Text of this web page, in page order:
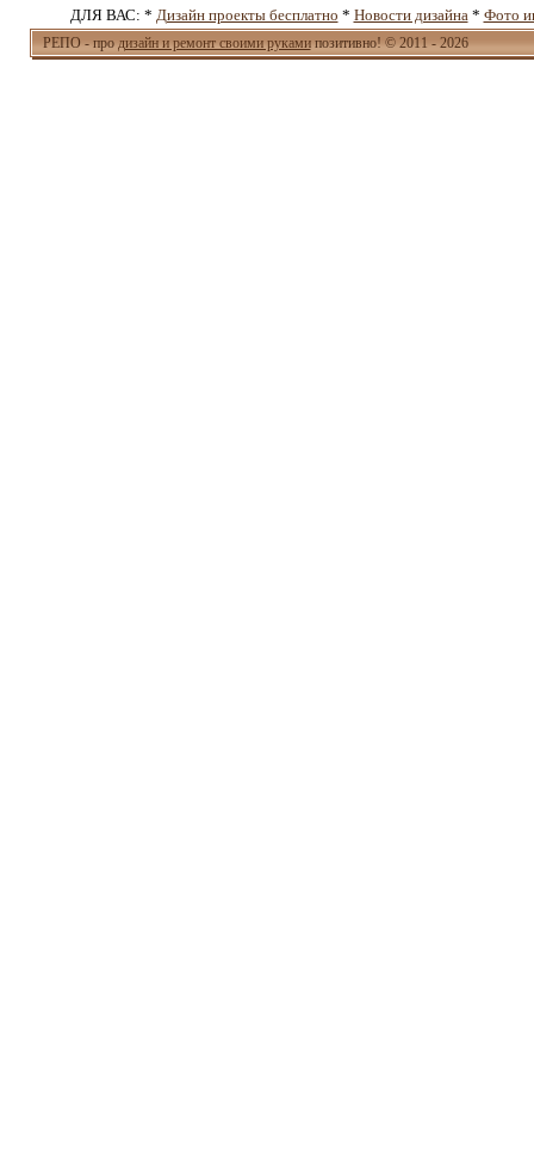
ДЛЯ ВАС: * Дизайн проекты бесплатно * Новости дизайна* Фото
РЕПО - продизайн и ремонт своими рукамипозитивно! © 2011 - 2026